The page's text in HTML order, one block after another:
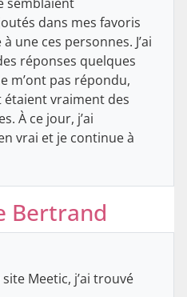
dans mes favoris
une ces personnes. J’ai
réponses quelques
m’ont pas répondu,
étaient vraiment des
À ce jour, j’ai
vrai et je continue à
Bertrand
Meetic, j’ai trouvé